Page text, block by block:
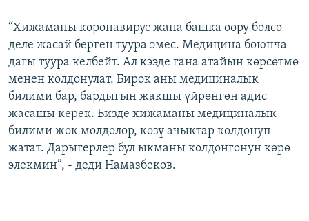
“Хижаманы коронавирус жана башка оору болсо
деле жасай берген туура эмес. Медицина боюнча
дагы туура келбейт. Ал кээде гана атайын көрсөтмө
менен колдонулат. Бирок аны медициналык
билими бар, бардыгын жакшы үйрөнгөн адис
жасашы керек. Бизде хижаманы медициналык
билими жок молдолор, көзү ачыктар колдонуп
жатат. Дарыгерлер бул ыкманы колдонгонун көрө
элекмин”, - деди Намазбеков.